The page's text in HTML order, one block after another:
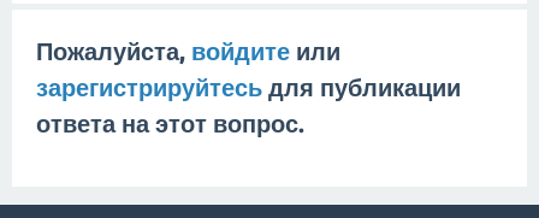
Пожалуйста, войдите или
зарегистрируйтесь для публикации
ответа на этот вопрос.